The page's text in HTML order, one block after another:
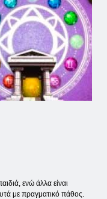
ενώ άλλα είναι
με πραγματικό πάθος.